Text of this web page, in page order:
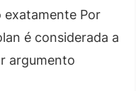
exatamente Por
é considerada a
argumento